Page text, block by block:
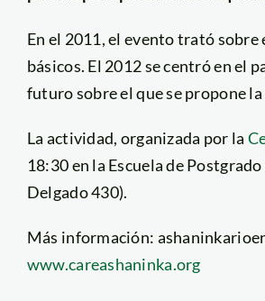
En el 2011, el evento trató sobre
básicos. El 2012 se centró en el
futuro sobre el que se propone
La actividad, organizada por la
18:30 en la Escuela de
Delgado 430).
Más información:
www.careashaninka.org